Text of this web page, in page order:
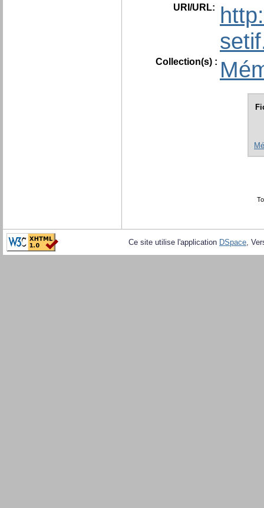
URI/URL:
Collection(s) :
Ce site utilise l'application DSpace,